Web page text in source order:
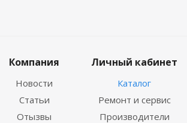
Компания
Новости
Статьи
Отызвы
Личный кабинет
Каталог
Ремонт и сервис
Производители